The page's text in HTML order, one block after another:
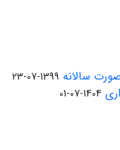
سالانه 1399-07-23
1404-07-01